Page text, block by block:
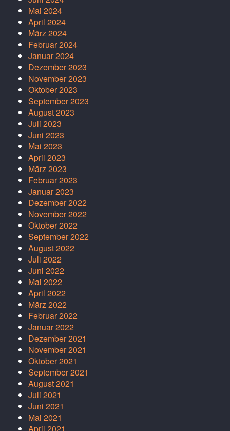
Mai 2024
April 2024
März 2024
Februar 2024
Januar 2024
Dezember 2023
November 2023
Oktober 2023
September 2023
August 2023
Juli 2023
Juni 2023
Mai 2023
April 2023
März 2023
Februar 2023
Januar 2023
Dezember 2022
November 2022
Oktober 2022
September 2022
August 2022
Juli 2022
Juni 2022
Mai 2022
April 2022
März 2022
Februar 2022
Januar 2022
Dezember 2021
November 2021
Oktober 2021
September 2021
August 2021
Juli 2021
Juni 2021
Mai 2021